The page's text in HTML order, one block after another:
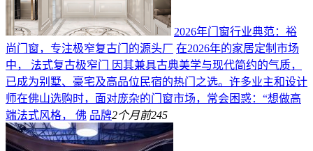
2026年门窗行业典范：裕
尚门窗，专注极窄复古门的源头厂 在2026年的家居定制市场
中，‌ 法式复古极窄门 ‌因其兼具古典美学与现代简约的气质，
已成为别墅、豪宅及高品位民宿的热门之选。许多业主和设计
师在佛山选购时，面对庞杂的门窗市场，常会困惑：“想做高
端法式风格，‌ 佛 品牌2个月前245